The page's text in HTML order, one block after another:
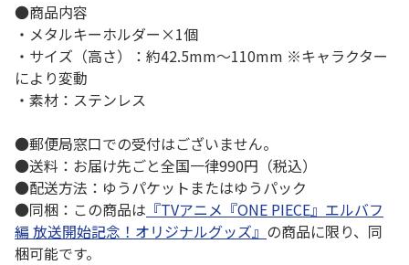
●商品内容
・メタルキーホルダー×1個
・サイズ（高さ）：約42.5mm～110mm ※キャラクター
により変動
・素材：ステンレス
●郵便局窓口での受付はございません。
●送料：お届け先ごと全国一律990円（税込）
●配送方法：ゆうパケットまたはゆうパック
●同梱：この商品は 『TVアニメ『ONE PIECE』エルバフ
編 放送開始記念！オリジナルグッズ』 の商品に限り、同
梱可能です。